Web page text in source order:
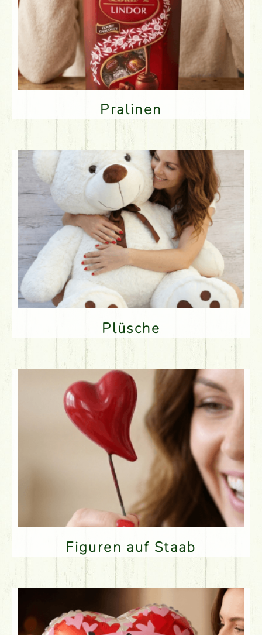
Pralinen
Plüsche
Figuren auf Staab